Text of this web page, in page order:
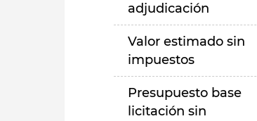
adjudicación
Valor estimado sin
impuestos
Presupuesto base
licitación sin